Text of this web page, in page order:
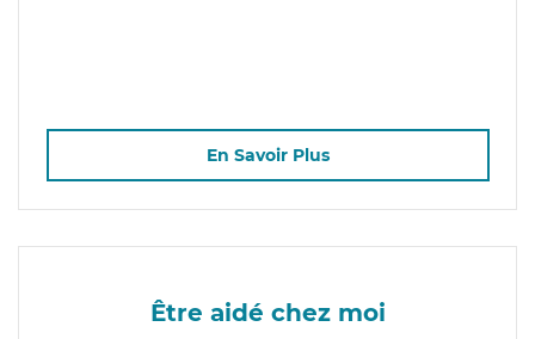
En Savoir Plus
Être aidé chez moi